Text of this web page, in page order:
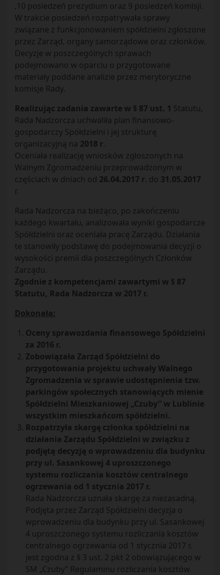
,10 posiedzeń prezydium oraz 9 posiedzeń komisji.
W trakcie posiedzeń rozpatrywała sprawy
związane z funkcjonowaniem spółdzielni zgłoszone
przez Zarząd, organy samorządowe oraz członków.
Decyzje w poszczególnych sprawach
podejmowano w oparciu o przygotowane
materiały poddane analizie przez merytoryczne
komisje Rady.
Realizując zadania zawarte w § 87 ust. 1 Statutu,
Rada Nadzorcza uchwaliła plan finansowo-
gospodarczy Spółdzielni i jej strukturę
organizacyjną na 2018 r.
Oceniała realizację wniosków zgłoszonych na
Walnym Zgromadzeniu przeprowadzonym w
częściach w dniach od 26.04.2017 r. do 31.05.2017
r.
Rada Nadzorcza na bieżąco, po zakończeniu
każdego kwartału, analizowała wyniki gospodarcze
Spółdzielni oraz oceniała pracę Zarządu. Działania
te stanowiły podstawę do podejmowania decyzji o
wysokości premii dla poszczególnych Członków
Zarządu.
Zgodnie z kompetencjami zawartymi w § 87
Statutu, Rada Nadzorcza w 2017 r.
Dokonała:
Oceny sprawozdania finansowego Spółdzielni
za 2016 r.
Zobowiązała Zarząd Spółdzielni do
przygotowania projektu uchwały Walnego
Zgromadzenia w sprawie udostępnienia tzw.
parkingów społecznych stanowiących mienie
Spółdzielni Mieszkaniowej „Czuby” w Lublinie
wszystkim mieszkańcom spółdzielni.
Rozpatrzyła skargę członka spółdzielni na
działania Zarządu Spółdzielni w związku z
podjętą decyzją o wprowadzeniu dla budynku
przy ul. Sasankowej 4 uproszczonego
systemu rozliczania kosztów centralnego
ogrzewania od 1 stycznia 2017 r.
Rada Nadzorcza uznała skargę za niezasadną.
Podjęta przez Zarząd Spółdzielni decyzja o
wprowadzeniu dla budynku przy ul. Sasankowej
4 uproszczonego systemu rozliczania kosztów
centralnego ogrzewania od 1 stycznia 2017 r.
jest zgodna z § 3 ust. 2 pkt 2 obowiązującego w
SM „Czuby” Regulaminu rozliczania kosztów